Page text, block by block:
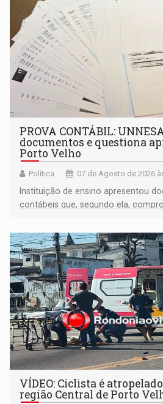
PROVA CONTÁBIL:
documentos e questiona
Porto Velho
Política 07 de Agosto de 2026
Instituição de ensino apresentou
contábeis que, segundo ela,
apreendido quando já estava
— em pleno ano eleitoral em
VÍDEO: Ciclista é
região Central de Porto